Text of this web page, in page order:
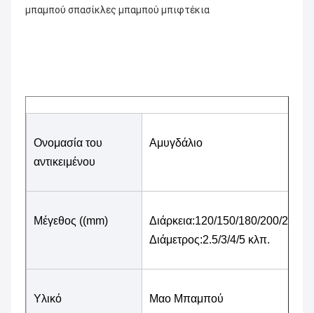
μπαμπού σπασίκλες μπαμπού μπιφτέκια
Ονομασία του
αντικειμένου
Αμυγδάλιο
Μέγεθος ((mm)
Διάρκεια:120/150/180/200/250/
Διάμετρος:2.5/3/4/5 κλπ.
Υλικό Μαο Μπαμπού